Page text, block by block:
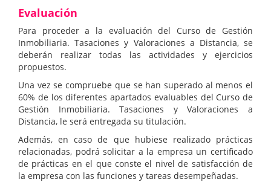
Evaluación
Para proceder a la evaluación del Curso de Gestión
Inmobiliaria. Tasaciones y Valoraciones a Distancia, se
deberán realizar todas las actividades y ejercicios
propuestos.
Una vez se compruebe que se han superado al menos el
60% de los diferentes apartados evaluables del Curso de
Gestión Inmobiliaria. Tasaciones y Valoraciones a
Distancia, le será entregada su titulación.
Además, en caso de que hubiese realizado prácticas
relacionadas, podrá solicitar a la empresa un certificado
de prácticas en el que conste el nivel de satisfacción de
la empresa con las funciones y tareas desempeñadas.